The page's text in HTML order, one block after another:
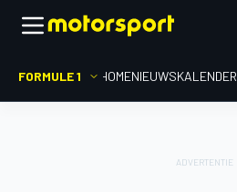
FORMULE 1 HOMENIEUWSKALENDER